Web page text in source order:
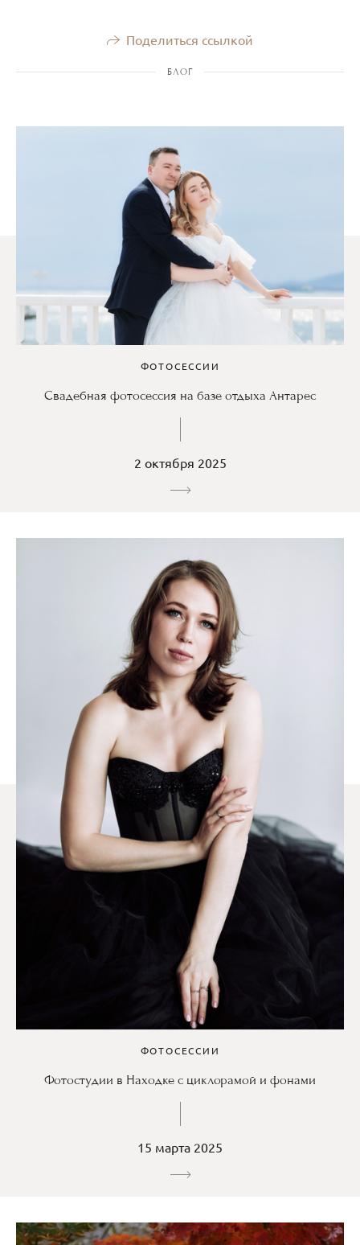
Поделиться ссылкой
БЛОГ
ФОТОСЕССИИ
Свадебная фотосессия на базе отдыха Антарес
2 октября 2025
ФОТОСЕССИИ
Фотостудии в Находке с циклорамой и фонами
15 марта 2025